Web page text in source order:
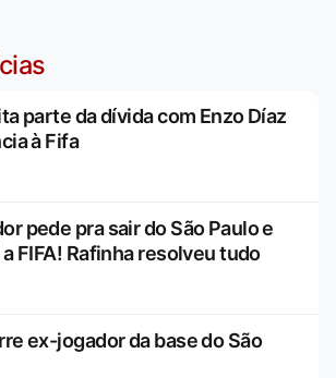
parte da dívida com Enzo Díaz
à Fifa
pede pra sair do São Paulo e
FIFA! Rafinha resolveu tudo
ex-jogador da base do São